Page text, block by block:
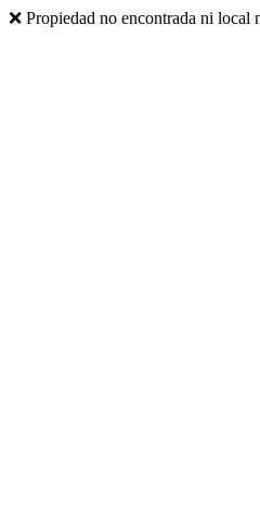
❌ Propiedad no encontrada ni local